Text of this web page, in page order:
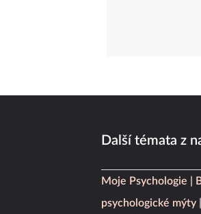
Další témata z
Moje Psychologie
psychologické mýty